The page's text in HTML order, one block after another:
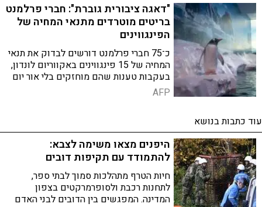
"דאגה ציבורית גוברת": חברי פרלמנט
בריטים מוטרדים מתנאי המחיה של
הפינגווינים
כ־75 חברי פרלמנט דורשים לבדוק את תנאי
המחיה של 15 פינגווינים באקווריום לונדון,
בעקבות טענות שהם מוחזקים בלי אור יום
ובלי יציאה החוצה; המפעיל טוען לעמידה
בתקני רווחה
AFP
עוד כתבות בנושא
היפנים מצאו משימה לצבא:
להתמודד עם תקיפות דובים
חיות הטרף מתהלכות סמוך לבתי ספר,
לתחנות רכבת ולסופרמרקטים בצפון
המדינה. המפגשים בין הדובים לבני האדם